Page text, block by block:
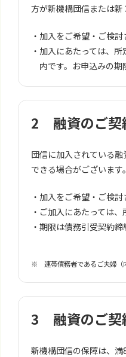
方が新機構団信または新
加入をご希望・ご検
加入にあたっては、
内です。お申込みの期
2 融資のご契
団信に加入されている
できる場合がございます。
加入をご希望・ご検
ご加入にあたっては
期限は債務引受契約締
※ 連帯債務者であるご夫婦（
3 融資のご契
新機構団信の保障は、満